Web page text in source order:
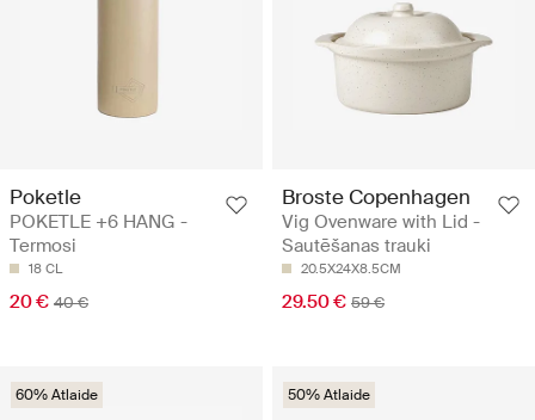
Poketle
POKETLE +6 HANG -
Termosi
18 CL
20 € 40 €
Broste Copenhagen
Vig Ovenware with Lid -
Sautēšanas trauki
20.5X24X8.5CM
29.50 € 59 €
60% Atlaide 50% Atlaide